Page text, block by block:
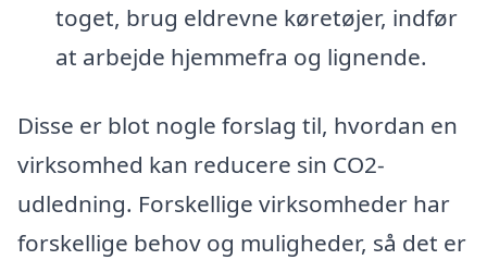
toget, brug eldrevne køretøjer, indfør
at arbejde hjemmefra og lignende.
Disse er blot nogle forslag til, hvordan en
virksomhed kan reducere sin CO2-
udledning. Forskellige virksomheder har
forskellige behov og muligheder, så det er